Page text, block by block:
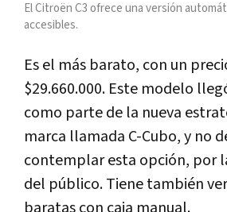
El Citroën C3 ofrece una versión
accesibles.
Es el más barato, con un
$29.660.000. Este modelo
como parte de la nueva
marca llamada C-Cubo, y no
contemplar esta opción, por
del público. Tiene también